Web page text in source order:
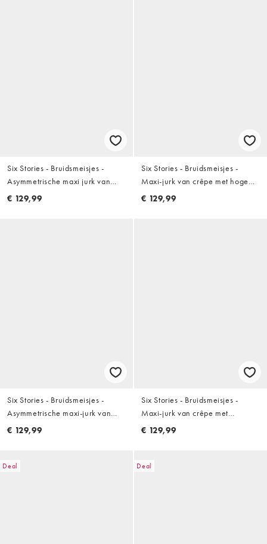
Six Stories - Bruidsmeisjes -
Asymmetrische maxi jurk van
crèpe met gedrapeerde halslijn
€ 129,99
Six Stories - Bruidsmeisjes -
Maxi-jurk van crêpe met hoge
gedrapeerde halslijn in
€ 129,99
Six Stories - Bruidsmeisjes -
Asymmetrische maxi-jurk van
crèpe met gedrapeerde halslijn
€ 129,99
Six Stories - Bruidsmeisjes -
Maxi-jurk van crêpe met
vierkante hals en sjaalkraag in
€ 129,99
Deal Deal